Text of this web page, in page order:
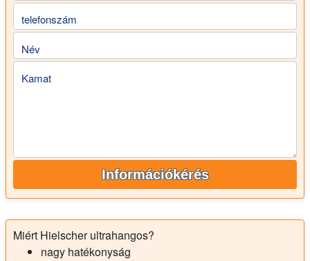
telefonszám
Név
Kamat
Információkérés
Miért Hielscher ultrahangos?
nagy hatékonyság